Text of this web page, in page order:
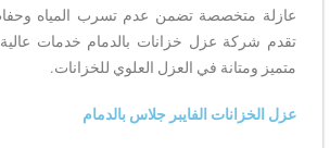
عازلة متخصصة تضمن عدم تسرب المياه
تقدم شركة عزل خزانات بالدمام خدمات عالية
متميز ومتانة في العزل العلوي للخزانات.
عزل الخزانات الفايبر جلاس بالدمام